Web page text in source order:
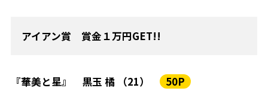
アイアン賞 賞金１万円GET!!
『華美と星』 黒玉 橘 （21） 50P